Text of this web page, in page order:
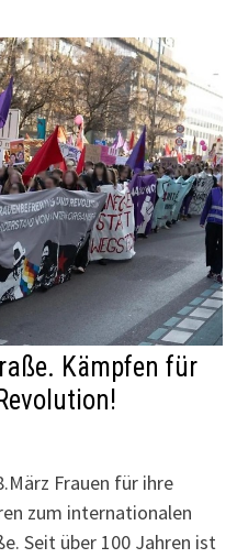
Kämpfen für
Frauen für ihre
zum internationalen
Seit über 100 Jahren ist